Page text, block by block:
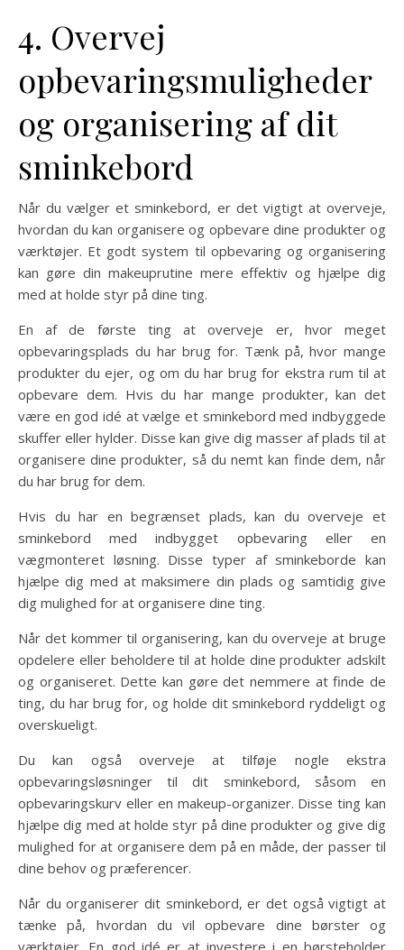
4. Overvej
opbevaringsmuligheder
og organisering af dit
sminkebord
Når du vælger et sminkebord, er det vigtigt at overveje,
hvordan du kan organisere og opbevare dine produkter og
værktøjer. Et godt system til opbevaring og organisering
kan gøre din makeuprutine mere effektiv og hjælpe dig
med at holde styr på dine ting.
En af de første ting at overveje er, hvor meget
opbevaringsplads du har brug for. Tænk på, hvor mange
produkter du ejer, og om du har brug for ekstra rum til at
opbevare dem. Hvis du har mange produkter, kan det
være en god idé at vælge et sminkebord med indbyggede
skuffer eller hylder. Disse kan give dig masser af plads til at
organisere dine produkter, så du nemt kan finde dem, når
du har brug for dem.
Hvis du har en begrænset plads, kan du overveje et
sminkebord med indbygget opbevaring eller en
vægmonteret løsning. Disse typer af sminkeborde kan
hjælpe dig med at maksimere din plads og samtidig give
dig mulighed for at organisere dine ting.
Når det kommer til organisering, kan du overveje at bruge
opdelere eller beholdere til at holde dine produkter adskilt
og organiseret. Dette kan gøre det nemmere at finde de
ting, du har brug for, og holde dit sminkebord ryddeligt og
overskueligt.
Du kan også overveje at tilføje nogle ekstra
opbevaringsløsninger til dit sminkebord, såsom en
opbevaringskurv eller en makeup-organizer. Disse ting kan
hjælpe dig med at holde styr på dine produkter og give dig
mulighed for at organisere dem på en måde, der passer til
dine behov og præferencer.
Når du organiserer dit sminkebord, er det også vigtigt at
tænke på, hvordan du vil opbevare dine børster og
værktøjer. En god idé er at investere i en børsteholder